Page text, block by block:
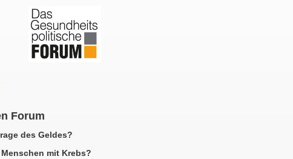
Forum
des Geldes?
mit Krebs?